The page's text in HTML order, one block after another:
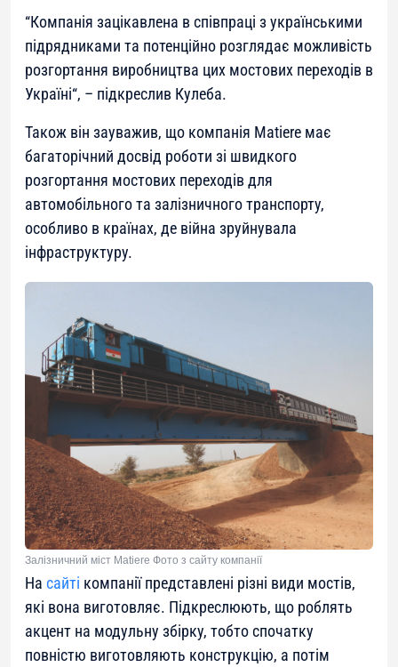
“Компанія зацікавлена в співпраці з українськими
підрядниками та потенційно розглядає можливість
розгортання виробництва цих мостових переходів в
Україні“, – підкреслив Кулеба.
Також він зауважив, що компанія Matiere має
багаторічний досвід роботи зі швидкого
розгортання мостових переходів для
автомобільного та залізничного транспорту,
особливо в країнах, де війна зруйнувала
інфраструктуру.
Залізничний міст Matiere Фото з сайту компанії
На сайті компанії представлені різні види мостів,
які вона виготовляє. Підкреслюють, що роблять
акцент на модульну збірку, тобто спочатку
повністю виготовляють конструкцію, а потім